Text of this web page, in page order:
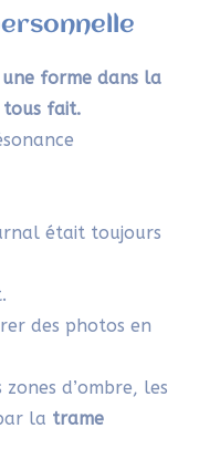
mais la pratique
artistes
de
spontané, en
pratiquer le
est idéal
créer sans
d’attention et
guider par les